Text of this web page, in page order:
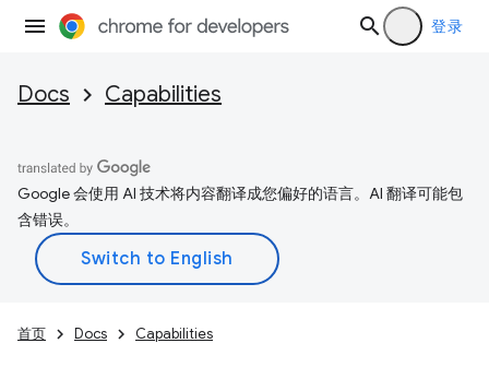
登录
Docs Capabilities
Google 会使用 AI 技术将内容翻译成您偏好的语言。AI 翻译可能包
含错误。
首页 Docs Capabilities